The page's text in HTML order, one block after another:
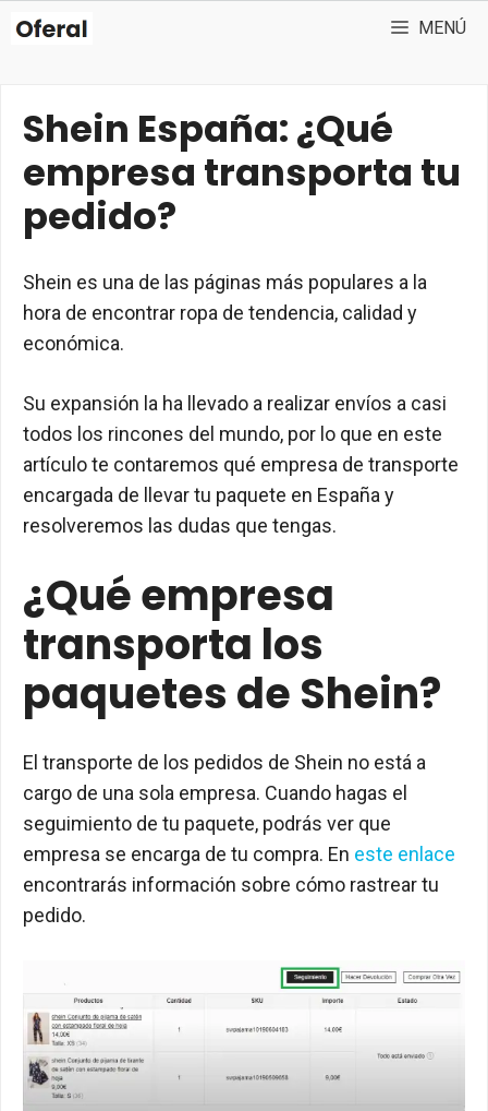
Saltar
MENÚ
Shein España: ¿Qué
empresa transporta tu
pedido?
Shein es una de las páginas más populares a la
hora de encontrar ropa de tendencia, calidad y
económica.
Su expansión la ha llevado a realizar envíos a casi
todos los rincones del mundo, por lo que en este
artículo te contaremos qué empresa de transporte
encargada de llevar tu paquete en España y
resolveremos las dudas que tengas.
¿Qué empresa
transporta los
paquetes de Shein?
El transporte de los pedidos de Shein no está a
cargo de una sola empresa. Cuando hagas el
seguimiento de tu paquete, podrás ver que
empresa se encarga de tu compra. En este enlace
encontrarás información sobre cómo rastrear tu
pedido.